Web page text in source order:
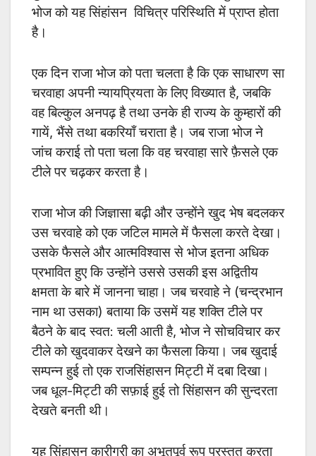
भोज को यह सिंहांसन विचित्र परिस्थिति में प्राप्त होता
है।
एक दिन राजा भोज को पता चलता है कि एक साधारण सा
चरवाहा अपनी न्यायप्रियता के लिए विख्यात है, जबकि
वह बिल्कुल अनपढ़ है तथा उनके ही राज्य के कुम्हारों की
गायें, भैंसे तथा बकरियाँ चराता है। जब राजा भोज ने
जांच कराई तो पता चला कि वह चरवाहा सारे फ़ैसले एक
टीले पर चढ़कर करता है।
राजा भोज की जिज्ञासा बढ़ी और उन्होंने खुद भेष बदलकर
उस चरवाहे को एक जटिल मामले में फैसला करते देखा।
उसके फैसले और आत्मविश्वास से भोज इतना अधिक
प्रभावित हुए कि उन्होंने उससे उसकी इस अद्वितीय
क्षमता के बारे में जानना चाहा। जब चरवाहे ने (चन्द्रभान
नाम था उसका) बताया कि उसमें यह शक्ति टीले पर
बैठने के बाद स्वत: चली आती है, भोज ने सोचविचार कर
टीले को खुदवाकर देखने का फैसला किया। जब खुदाई
सम्पन्न हुई तो एक राजसिंहासन मिट्टी में दबा दिखा।
जब धूल-मिट्टी की सफ़ाई हुई तो सिंहासन की सुन्दरता
देखते बनती थी।
यह सिंहासन कारीगरी का अभूतपूर्व रूप प्रस्तुत करता